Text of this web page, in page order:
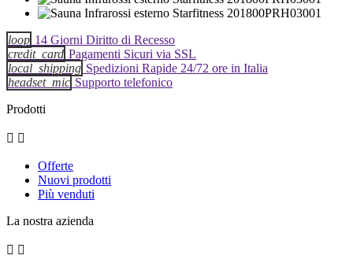
loop 14 Giorni Diritto di Recesso
credit_card Pagamenti Sicuri via SSL
local_shipping Spedizioni Rapide 24/72 ore in Italia
headset_mic Supporto telefonico
Prodotti
 
Offerte
Nuovi prodotti
Più venduti
La nostra azienda
 